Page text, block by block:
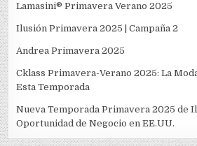
Lamasini® Primavera Verano 2025
Ilusión Primavera 2025 | Campaña 2
Andrea Primavera 2025
Cklass Primavera-Verano 2025: La
Esta Temporada
Nueva Temporada Primavera 2025 de
Oportunidad de Negocio en EE.UU.